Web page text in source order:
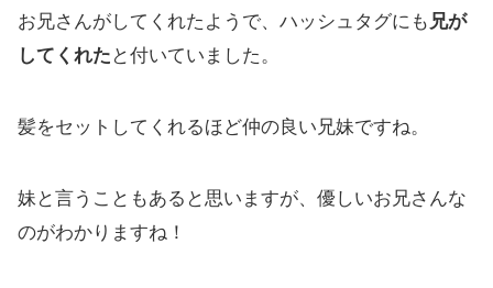
お兄さんがしてくれたようで、ハッシュタグにも 兄が
してくれた と付いていました。
髪をセットしてくれるほど仲の良い兄妹ですね。
妹と言うこともあると思いますが、優しいお兄さんな
のがわかりますね！